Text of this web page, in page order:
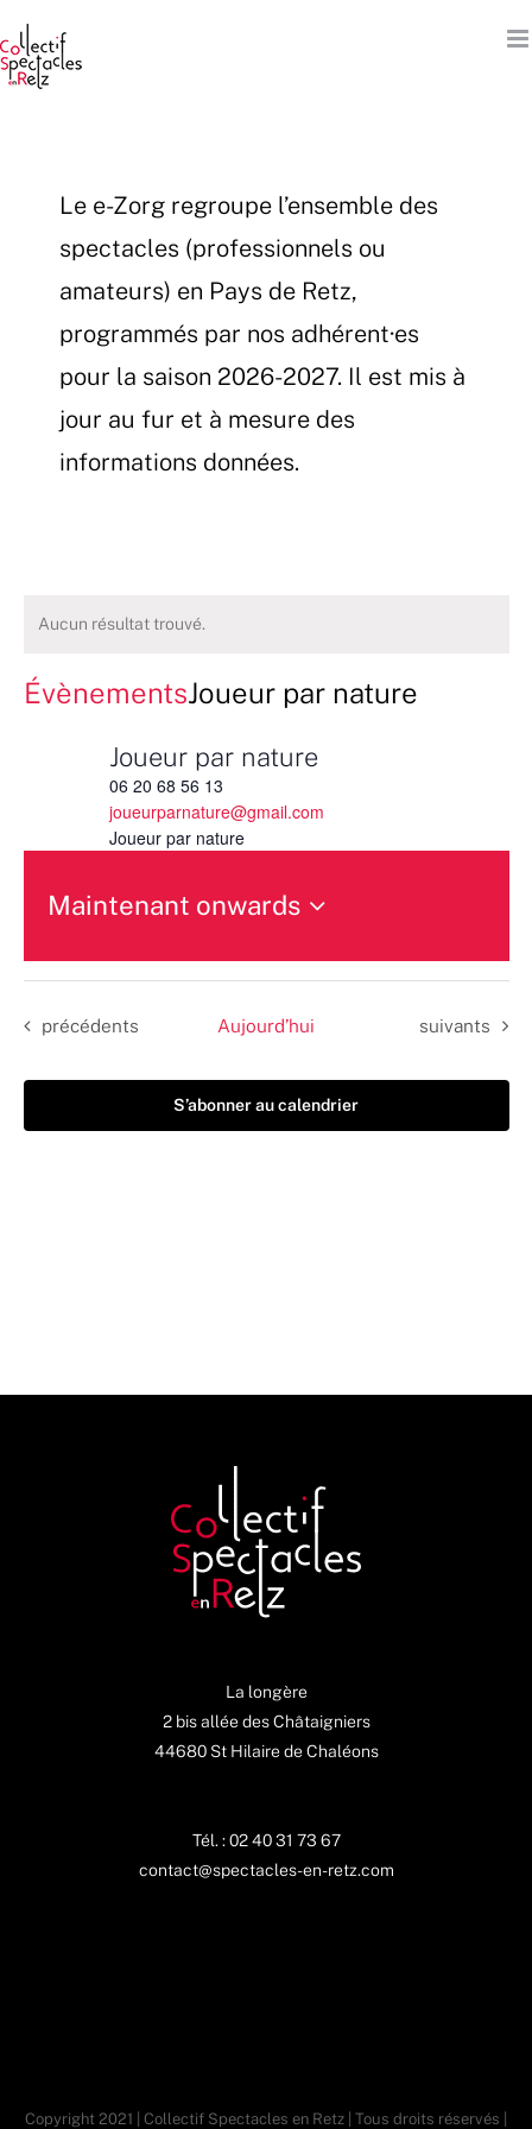
au
contenu
Le e-Zorg regroupe l’ensemble des
spectacles (professionnels ou
amateurs) en Pays de Retz,
programmés par nos adhérent·es
pour la saison 2026-2027. Il est mis à
jour au fur et à mesure des
informations données.
Aucun résultat trouvé.
ÉvènementsJoueur par nature
Joueur par nature
06 20 68 56 13
joueurparnature@gmail.com
Joueur par nature
Maintenant onwards
une
date.
Évènements
précédents Aujourd’hui Évènements
suivants
S’abonner au calendrier
La longère
2 bis allée des Châtaigniers
44680 St Hilaire de Chaléons
Tél. : 02 40 31 73 67
contact@spectacles-en-retz.com
Copyright 2021 | Collectif Spectacles en Retz | Tous droits réservés |